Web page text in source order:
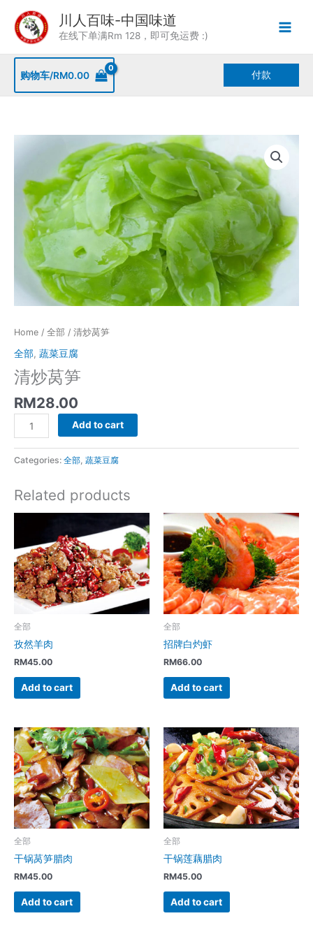
content
川人百味-中国味道
在线下单满Rm 128，即可免运费 :)
购物车/RM0.00 付款
Home / 全部 / 清炒莴笋
全部, 蔬菜豆腐
清炒莴笋
RM28.00
炒
莴
笋
Add to cart
Categories: 全部, 蔬菜豆腐
Related products
全部
孜然羊肉
RM45.00
Add to cart
全部
招牌白灼虾
RM66.00
Add to cart
全部
干锅莴笋腊肉
RM45.00
Add to cart
全部
干锅莲藕腊肉
RM45.00
Add to cart